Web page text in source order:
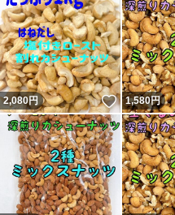
2,080円 いいね！
1,580円